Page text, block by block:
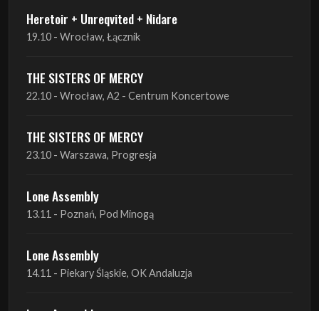
THE SISTERS OF MERCY
22.10 - Wrocław, A2 - Centrum Koncertowe
THE SISTERS OF MERCY
Lone Assembly
Lone Assembly
14.11 - Piekary Śląskie, OK Andaluzja
Lone Assembly
15.11 - Warszawa, Potok